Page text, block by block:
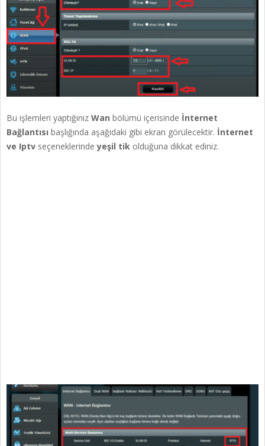
Bu işlemleri yaptığınız Wan bölümü içerisinde İnternet
Bağlantısı başlığında aşağıdaki gibi ekran görülecektir. İnternet
ve Iptv seçeneklerindeyeşil tik olduğuna dikkat ediniz.